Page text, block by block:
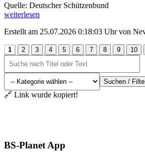
Quelle: Deutscher Schützenbund
weiterlesen
Erstellt am 25.07.2026 0:18:03 Uhr von
1 2 3 4 5 6 7 8 9 10
Suchen /
🔗 Link wurde kopiert!
BS-Planet App